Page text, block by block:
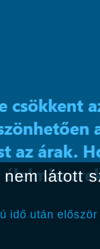
látott
idő után